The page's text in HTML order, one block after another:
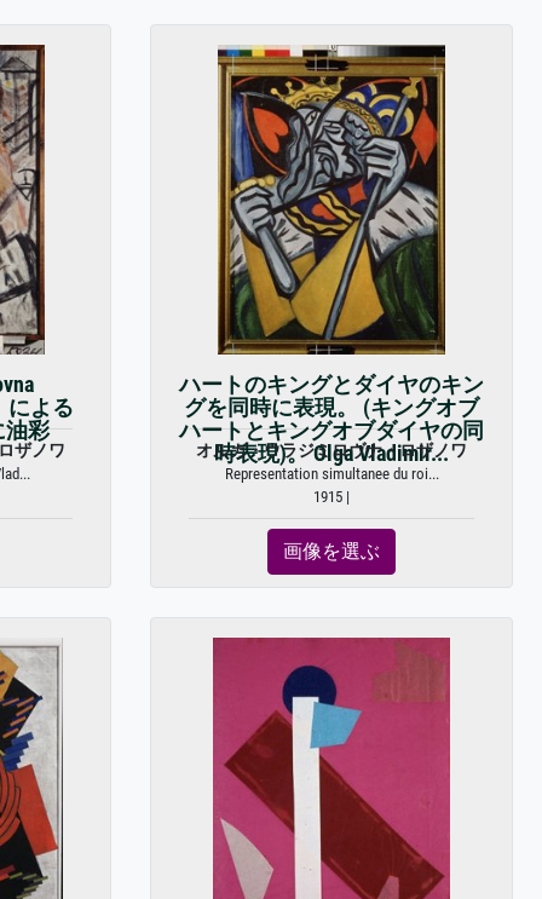
による
油彩
ザノワ
ハートのキングとダイヤのキン
グを同時に表現。 (キングオブ
ハートとキングオブダイヤの同
時表現)。 Olga Vladimir...
オルガ・ウラジミロヴナ・ロザノワ
Representation simultanee du roi...
1915 |
画像を選ぶ